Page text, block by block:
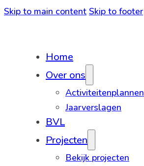
Skip to main content Skip to footer
Home
Over ons
Activiteitenplannen
Jaarverslagen
BVL
Projecten
Bekijk projecten